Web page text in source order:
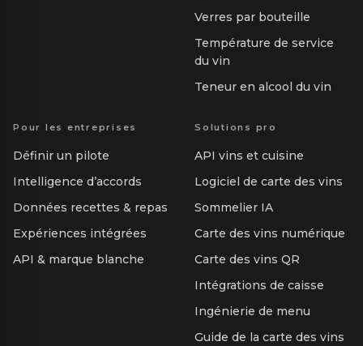
Verres par bouteille
Température de service
du vin
Teneur en alcool du vin
Pour les entreprises
Définir un pilote
Intelligence d’accords
Données recettes & repas
Expériences intégrées
API & marque blanche
Solutions pro
API vins et cuisine
Logiciel de carte des vins
Sommelier IA
Carte des vins numérique
Carte des vins QR
Intégrations de caisse
Ingénierie de menu
Guide de la carte des vins